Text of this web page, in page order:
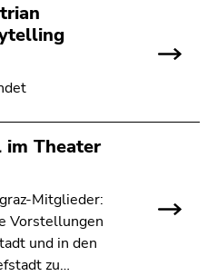
Theater
Mitglieder:
Vorstellungen
und in den
zu…